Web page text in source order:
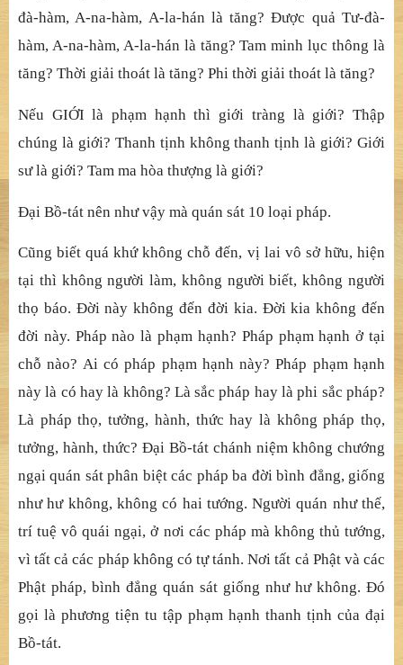
đà-hàm, A-na-hàm, A-la-hán là tăng? Được quả Tư-đà-
hàm, A-na-hàm, A-la-hán là tăng? Tam minh lục thông là
tăng? Thời giải thoát là tăng? Phi thời giải thoát là tăng?
Nếu GIỚI là phạm hạnh thì giới tràng là giới? Thập
chúng là giới? Thanh tịnh không thanh tịnh là giới? Giới
sư là giới? Tam ma hòa thượng là giới?
Đại Bồ-tát nên như vậy mà quán sát 10 loại pháp.
Cũng biết quá khứ không chỗ đến, vị lai vô sở hữu, hiện
tại thì không người làm, không người biết, không người
thọ báo. Đời này không đến đời kia. Đời kia không đến
đời này. Pháp nào là phạm hạnh? Pháp phạm hạnh ở tại
chỗ nào? Ai có pháp phạm hạnh này? Pháp phạm hạnh
này là có hay là không? Là sắc pháp hay là phi sắc pháp?
Là pháp thọ, tưởng, hành, thức hay là không pháp thọ,
tưởng, hành, thức? Đại Bồ-tát chánh niệm không chướng
ngại quán sát phân biệt các pháp ba đời bình đẳng, giống
như hư không, không có hai tướng. Người quán như thế,
trí tuệ vô quái ngại, ở nơi các pháp mà không thủ tướng,
vì tất cả các pháp không có tự tánh. Nơi tất cả Phật và các
Phật pháp, bình đẳng quán sát giống như hư không. Đó
gọi là phương tiện tu tập phạm hạnh thanh tịnh của đại
Bồ-tát.